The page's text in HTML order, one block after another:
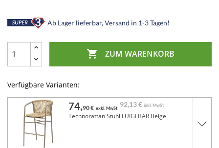
Ab Lager lieferbar, Versand in 1-3 Tagen!
 ZUM WARENKORB
Verfügbare Varianten:
74,90 € exkl. MwSt 92,13 € inkl. MwSt
Technorattan Stuhl LUIGI BAR Beige